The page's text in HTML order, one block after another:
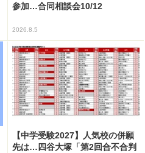
参加…合同相談会10/12
2026.8.5
【中学受験2027】人気校の併願
先は…四谷大塚「第2回合不合判